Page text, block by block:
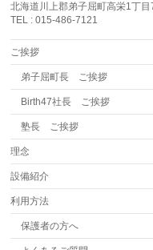
北海道川上郡弟子屈町高栄1丁
TEL : 015-486-7121
ご挨拶
弟子屈町長 ご挨拶
Birth47社長 ご挨拶
塾長 ご挨拶
理念
設備紹介
利用方法
保護者の方へ